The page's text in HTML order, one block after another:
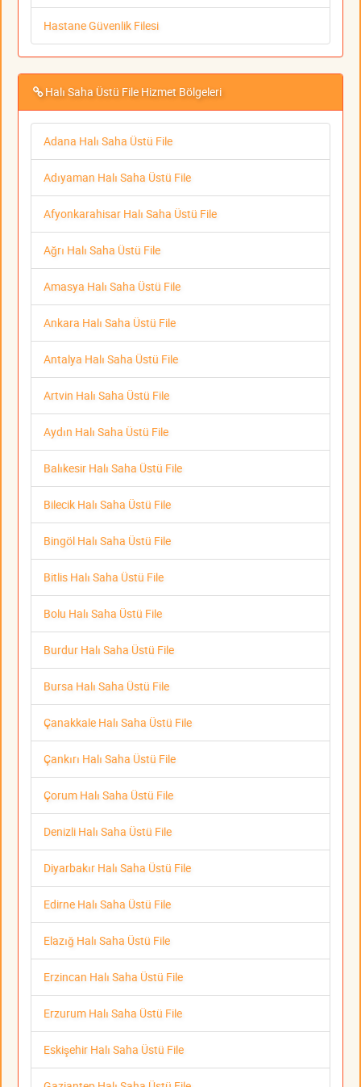
Hastane Güvenlik Filesi
Halı Saha Üstü File Hizmet Bölgeleri
Adana Halı Saha Üstü File
Adıyaman Halı Saha Üstü File
Afyonkarahisar Halı Saha Üstü File
Ağrı Halı Saha Üstü File
Amasya Halı Saha Üstü File
Ankara Halı Saha Üstü File
Antalya Halı Saha Üstü File
Artvin Halı Saha Üstü File
Aydın Halı Saha Üstü File
Balıkesir Halı Saha Üstü File
Bilecik Halı Saha Üstü File
Bingöl Halı Saha Üstü File
Bitlis Halı Saha Üstü File
Bolu Halı Saha Üstü File
Burdur Halı Saha Üstü File
Bursa Halı Saha Üstü File
Çanakkale Halı Saha Üstü File
Çankırı Halı Saha Üstü File
Çorum Halı Saha Üstü File
Denizli Halı Saha Üstü File
Diyarbakır Halı Saha Üstü File
Edirne Halı Saha Üstü File
Elazığ Halı Saha Üstü File
Erzincan Halı Saha Üstü File
Erzurum Halı Saha Üstü File
Eskişehir Halı Saha Üstü File